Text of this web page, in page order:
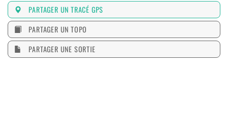
PARTAGER UN TRACÉ GPS
PARTAGER UN TOPO
PARTAGER UNE SORTIE